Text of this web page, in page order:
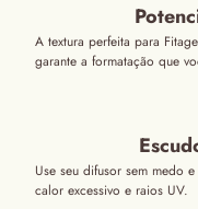
A textura perfeita para
garante a formatação que
Use seu difusor sem medo
calor excessivo e raios UV.